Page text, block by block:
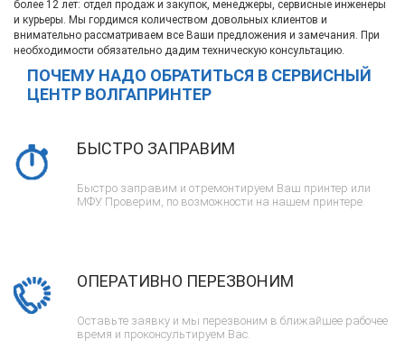
более 12 лет: отдел продаж и закупок, менеджеры, сервисные инженеры
и курьеры. Мы гордимся количеством довольных клиентов и
внимательно рассматриваем все Ваши предложения и замечания. При
необходимости обязательно дадим техническую консультацию.
ПОЧЕМУ НАДО ОБРАТИТЬСЯ В СЕРВИСНЫЙ
ЦЕНТР ВОЛГАПРИНТЕР
БЫСТРО ЗАПРАВИМ
Быстро заправим и отремонтируем Ваш принтер или
МФУ. Проверим, по возможности на нашем принтере.
ОПЕРАТИВНО ПЕРЕЗВОНИМ
Оставьте заявку и мы перезвоним в ближайшее рабочее
время и проконсультируем Вас.